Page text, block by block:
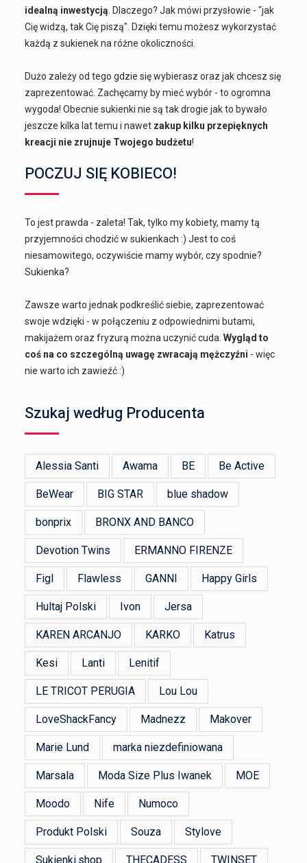
idealną inwestycją . Dlaczego? Jak mówi przysłowie - "jak
Cię widzą, tak Cię piszą". Dzięki temu możesz wykorzystać
każdą z sukienek na różne okoliczności.
Dużo zależy od tego gdzie się wybierasz oraz jak chcesz się
zaprezentować. Zachęcamy by mieć wybór - to ogromna
wygoda! Obecnie sukienki nie są tak drogie jak to bywało
jeszcze kilka lat temu i nawet zakup kilku przepięknych
kreacji nie zrujnuje Twojego budżetu!
POCZUJ SIĘ KOBIECO!
To jest prawda - zaleta! Tak, tylko my kobiety, mamy tą
przyjemności chodzić w sukienkach :) Jest to coś
niesamowitego, oczywiście mamy wybór, czy spodnie?
Sukienka?
Zawsze warto jednak podkreślić siebie, zaprezentować
swoje wdzięki - w połączeniu z odpowiednimi butami,
makijażem oraz fryzurą można uczynić cuda.Wygląd to
coś na co szczególną uwagę zwracają mężczyźni - więc
nie warto ich zawieźć :)
Szukaj według Producenta
Alessia Santi Awama BE Be Active
BeWear BIG STAR blue shadow
bonprix BRONX AND BANCO
Devotion Twins ERMANNO FIRENZE
Figl Flawless GANNI Happy Girls
Hultaj Polski Ivon Jersa
KAREN ARCANJO KARKO Katrus
Kesi Lanti Lenitif
LE TRICOT PERUGIA Lou Lou
LoveShackFancy Madnezz Makover
Marie Lund marka niezdefiniowana
Marsala Moda Size Plus Iwanek MOE
Moodo Nife Numoco
Produkt Polski Souza Stylove
Sukienki.shop THECADESS TWINSET